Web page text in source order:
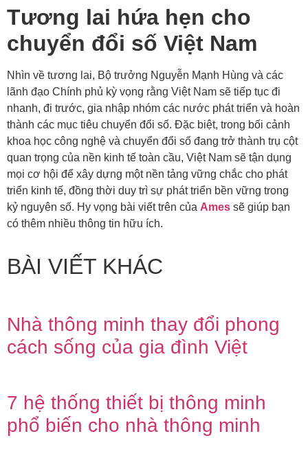
Tương lai hứa hẹn cho
chuyển đổi số Việt Nam
Nhìn về tương lai, Bộ trưởng Nguyễn Mạnh Hùng và các
lãnh đạo Chính phủ kỳ vọng rằng Việt Nam sẽ tiếp tục đi
nhanh, đi trước, gia nhập nhóm các nước phát triển và hoàn
thành các mục tiêu chuyển đổi số. Đặc biệt, trong bối cảnh
khoa học công nghệ và chuyển đổi số đang trở thành trụ cột
quan trọng của nền kinh tế toàn cầu, Việt Nam sẽ tận dụng
mọi cơ hội để xây dựng một nền tảng vững chắc cho phát
triển kinh tế, đồng thời duy trì sự phát triển bền vững trong
kỷ nguyên số. Hy vọng bài viết trên của Ames sẽ giúp bạn
có thêm nhiều thông tin hữu ích.
BÀI VIẾT KHÁC
Nhà thông minh thay đổi phong
cách sống của gia đình Việt
7 hệ thống thiết bị thông minh
phổ biến cho nhà thông minh